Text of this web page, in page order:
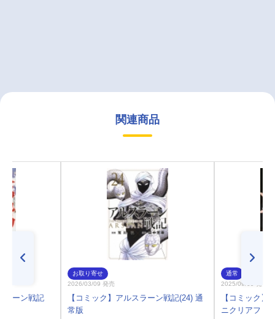
関連商品
ラーン戦記
お取り寄せ
2026/03/09 発売
【コミック】アルスラーン戦記(24) 通
常版
通常
2025/09/09 発売
【コミック】
ニクリアファ